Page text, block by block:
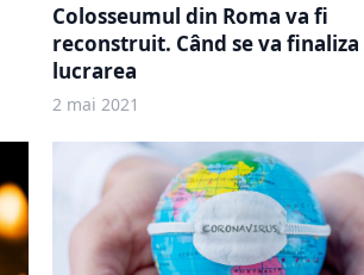
Colosseumul din Roma va fi
reconstruit. Când se va finaliza
lucrarea
2 mai 2021